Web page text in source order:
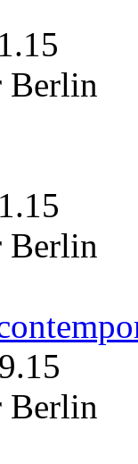
Berlin
Berlin
Berlin